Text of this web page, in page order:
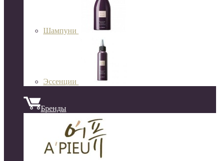
Шампуни
Эссенции
Бренды